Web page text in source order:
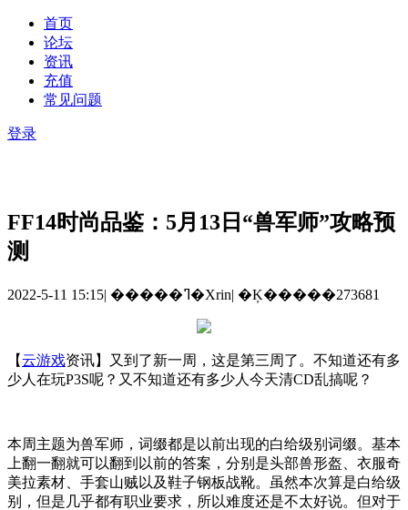
首页
论坛
资讯
充值
常见问题
登录
FF14时尚品鉴：5月13日“兽军师”攻略预
测
2022-5-11 15:15| �����ߣ�Xrin| �Ķ�����273681
【云游戏资讯】又到了新一周，这是第三周了。不知道还有多
少人在玩P3S呢？又不知道还有多少人今天清CD乱搞呢？
本周主题为兽军师，词缀都是以前出现的白给级别词缀。基本
上翻一翻就可以翻到以前的答案，分别是头部兽形盔、衣服奇
美拉素材、手套山贼以及鞋子钢板战靴。虽然本次算是白给级
别，但是几乎都有职业要求，所以难度还是不太好说。但对于